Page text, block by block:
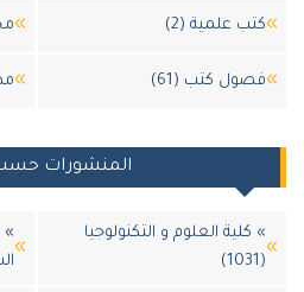
كتب علمية (2) مجلات
فصول كتب (61)
المنشورات حسب
» كلية العلوم و التكنولوجيا
»